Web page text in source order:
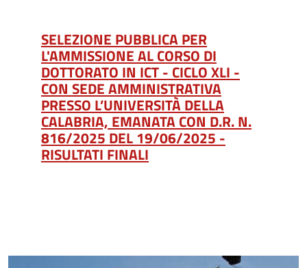
SELEZIONE PUBBLICA PER
L'AMMISSIONE AL CORSO DI
DOTTORATO IN ICT - CICLO XLI -
CON SEDE AMMINISTRATIVA
PRESSO L’UNIVERSITÀ DELLA
CALABRIA, EMANATA CON D.R. N.
816/2025 DEL 19/06/2025 -
RISULTATI FINALI